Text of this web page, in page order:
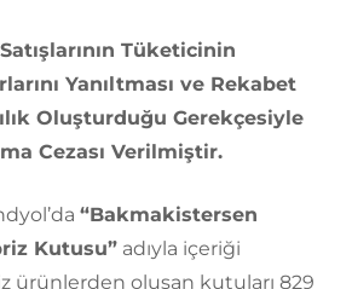
Tüketicinin
Yanıltması ve Rekabet
Oluşturduğu Gerekçesiyle
Cezası Verilmiştir.
“Bakmakistersen
Kutusu”adıyla içeriği
ürünlerden oluşan kutuları 829